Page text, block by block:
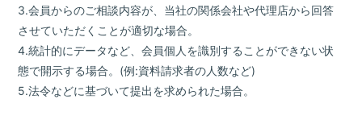
3.会員からのご相談内容が、当社の関係会社や代理店から回答
させていただくことが適切な場合。
4.統計的にデータなど、会員個人を識別することができない状
態で開示する場合。(例:資料請求者の人数など)
5.法令などに基づいて提出を求められた場合。